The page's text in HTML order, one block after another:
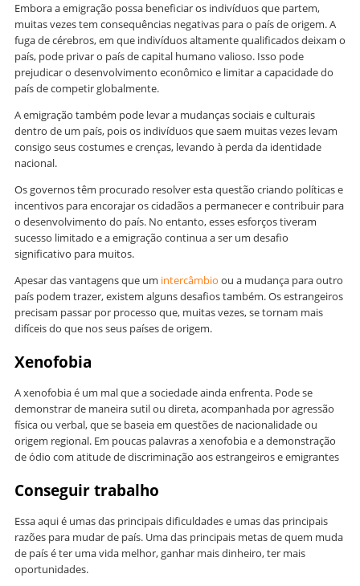
Embora a emigração possa beneficiar os indivíduos que partem,
muitas vezes tem consequências negativas para o país de origem. A
fuga de cérebros, em que indivíduos altamente qualificados deixam o
país, pode privar o país de capital humano valioso. Isso pode
prejudicar o desenvolvimento econômico e limitar a capacidade do
país de competir globalmente.
A emigração também pode levar a mudanças sociais e culturais
dentro de um país, pois os indivíduos que saem muitas vezes levam
consigo seus costumes e crenças, levando à perda da identidade
nacional.
Os governos têm procurado resolver esta questão criando políticas e
incentivos para encorajar os cidadãos a permanecer e contribuir para
o desenvolvimento do país. No entanto, esses esforços tiveram
sucesso limitado e a emigração continua a ser um desafio
significativo para muitos.
Apesar das vantagens que um intercâmbio ou a mudança para outro
país podem trazer, existem alguns desafios também. Os estrangeiros
precisam passar por processo que, muitas vezes, se tornam mais
difíceis do que nos seus países de origem.
Xenofobia
A xenofobia é um mal que a sociedade ainda enfrenta. Pode se
demonstrar de maneira sutil ou direta, acompanhada por agressão
física ou verbal, que se baseia em questões de nacionalidade ou
origem regional. Em poucas palavras a xenofobia e a demonstração
de ódio com atitude de discriminação aos estrangeiros e emigrantes
Conseguir trabalho
Essa aqui é umas das principais dificuldadese umas das principais
razões para mudar de país. Uma das principais metas de quem muda
de país é ter uma vida melhor, ganhar mais dinheiro, ter mais
oportunidades.